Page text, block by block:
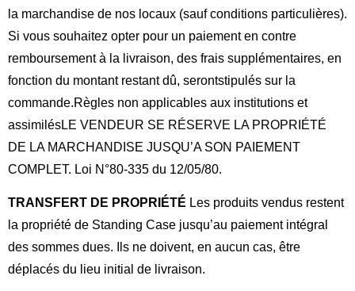
la marchandise de nos locaux (sauf conditions particulières).
Si vous souhaitez opter pour un paiement en contre
remboursement à la livraison, des frais supplémentaires, en
fonction du montant restant dû, serontstipulés sur la
commande.Règles non applicables aux institutions et
assimilésLE VENDEUR SE RÉSERVE LA PROPRIÉTÉ
DE LA MARCHANDISE JUSQU’A SON PAIEMENT
COMPLET. Loi N°80-335 du 12/05/80.
TRANSFERT DE PROPRIÉTÉ Les produits vendus restent
la propriété de Standing Case jusqu’au paiement intégral
des sommes dues. Ils ne doivent, en aucun cas, être
déplacés du lieu initial de livraison.